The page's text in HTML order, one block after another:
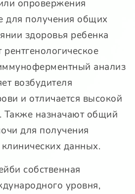
опровержения
для получения общих
здоровья ребенка
анализ
возбудителя
и отличается высокой
Также назначают общий
для получения
данных.
собственная
уровня,